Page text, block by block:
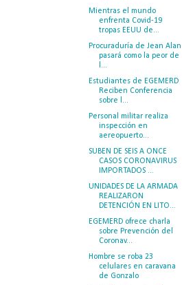
Mientras el mundo
enfrenta Covid-19
tropas EEUU de...
Procuraduría de Jean Alan
pasará como la peor de
l...
Estudiantes de EGEMERD
Reciben Conferencia
sobre l...
Personal militar realiza
inspección en
aereopuerto...
SUBEN DE SEIS A ONCE
CASOS CORONAVIRUS
IMPORTADOS ...
UNIDADES DE LA ARMADA
REALIZARON
DETENCIÓN EN LITO...
EGEMERD ofrece charla
sobre Prevención del
Coronav...
Hombre se roba 23
celulares en caravana
de Gonzalo